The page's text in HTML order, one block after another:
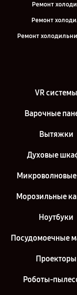
Ремонт
Ремонт
Ремонт
VR системы
Варочные
Вытяжки
Духовые
Микроволновые
Морозильные
Ноутбуки
Посудомоечные
Проекторы
Роботы-